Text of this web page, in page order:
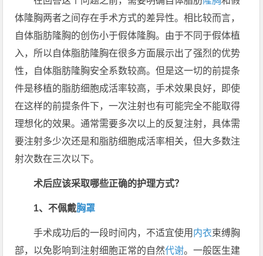
体隆胸两者之间存在手术方式的差异性。相比较而言，
自体脂肪隆胸的创伤小于假体隆胸。由于不同于假体植
入，所以自体脂肪隆胸在很多方面展示出了强烈的优势
性，自体脂肪隆胸安全系数较高。但是这一切的前提条
件是移植的脂肪细胞成活率较高，手术效果良好，即使
在这样的前提条件下，一次注射也有可能完全不能取得
理想化的效果。通常需要多次以上的反复注射，具体需
要注射多少次还是和脂肪细胞成活率相关，但大多数注
射次数在三次以下。
术后应该采取哪些正确的护理方式？
1、不佩戴胸罩
手术成功后的一段时间内，不适宜使用 内衣束缚胸
部，以免影响到注射细胞正常的自然代谢。一般医生建